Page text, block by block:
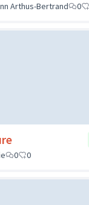
Arthus-Bertrand
0
0 0